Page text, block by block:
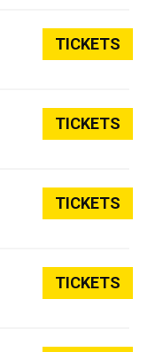
TICKETS
TICKETS
TICKETS
TICKETS